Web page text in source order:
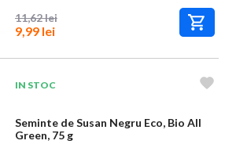
11,62 lei
9,99 lei
IN STOC
Seminte de Susan Negru Eco, Bio All
Green, 75 g